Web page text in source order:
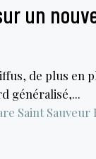
un
de plus en
généralisé,...
Saint Sauveur